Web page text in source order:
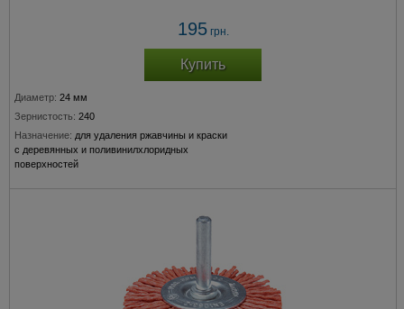
195грн.
Купить
Диаметр: 24 мм
Зернистость: 240
Назначение: для удаления ржавчины и краски
с деревянных и поливинилхлоридных
поверхностей